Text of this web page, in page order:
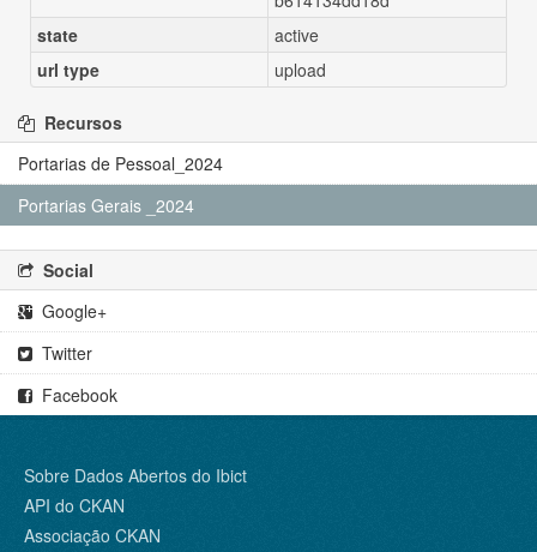
state
active
url type
upload
Recursos
Portarias de Pessoal_2024
Portarias Gerais _2024
Social
Google+
Twitter
Facebook
Sobre Dados Abertos do Ibict
API do CKAN
Associação CKAN